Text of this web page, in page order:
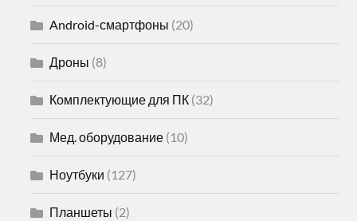
Android-смартфоны (20)
Дроны (8)
Комплектующие для ПК (32)
Мед. оборудование (10)
Ноутбуки (127)
Планшеты (2)